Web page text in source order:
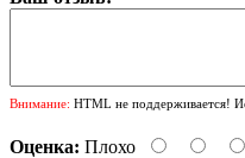
Внимание: HTML не поддерживается!
Оценка: Плохо